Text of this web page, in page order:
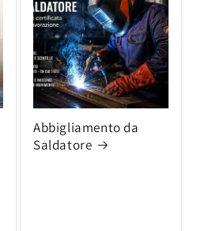
Abbigliamento da
Saldatore